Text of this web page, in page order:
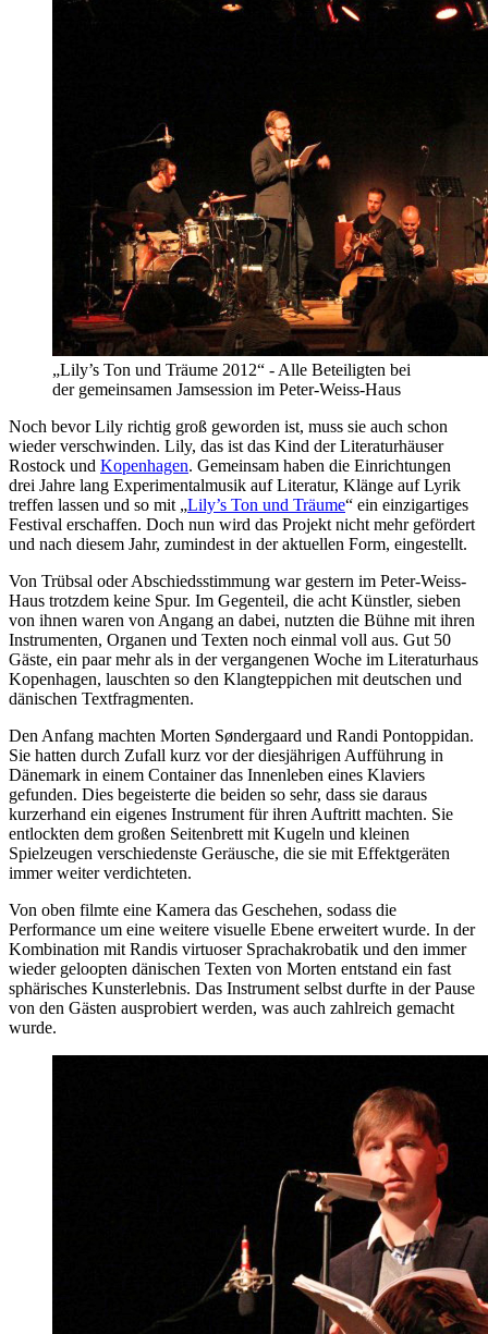
„Lily’s Ton und Träume 2012“ - Alle Beteiligten bei
der gemeinsamen Jamsession im Peter-Weiss-Haus
Noch bevor Lily richtig groß geworden ist, muss sie auch schon
wieder verschwinden. Lily, das ist das Kind der Literaturhäuser
Rostock und Kopenhagen. Gemeinsam haben die Einrichtungen
drei Jahre lang Experimentalmusik auf Literatur, Klänge auf Lyrik
treffen lassen und so mit „Lily’s Ton und Träume“ ein einzigartiges
Festival erschaffen. Doch nun wird das Projekt nicht mehr gefördert
und nach diesem Jahr, zumindest in der aktuellen Form, eingestellt.
Von Trübsal oder Abschiedsstimmung war gestern im Peter-Weiss-
Haus trotzdem keine Spur. Im Gegenteil, die acht Künstler, sieben
von ihnen waren von Angang an dabei, nutzten die Bühne mit ihren
Instrumenten, Organen und Texten noch einmal voll aus. Gut 50
Gäste, ein paar mehr als in der vergangenen Woche im Literaturhaus
Kopenhagen, lauschten so den Klangteppichen mit deutschen und
dänischen Textfragmenten.
Den Anfang machten Morten Søndergaard und Randi Pontoppidan.
Sie hatten durch Zufall kurz vor der diesjährigen Aufführung in
Dänemark in einem Container das Innenleben eines Klaviers
gefunden. Dies begeisterte die beiden so sehr, dass sie daraus
kurzerhand ein eigenes Instrument für ihren Auftritt machten. Sie
entlockten dem großen Seitenbrett mit Kugeln und kleinen
Spielzeugen verschiedenste Geräusche, die sie mit Effektgeräten
immer weiter verdichteten.
Von oben filmte eine Kamera das Geschehen, sodass die
Performance um eine weitere visuelle Ebene erweitert wurde. In der
Kombination mit Randis virtuoser Sprachakrobatik und den immer
wieder geloopten dänischen Texten von Morten entstand ein fast
sphärisches Kunsterlebnis. Das Instrument selbst durfte in der Pause
von den Gästen ausprobiert werden, was auch zahlreich gemacht
wurde.